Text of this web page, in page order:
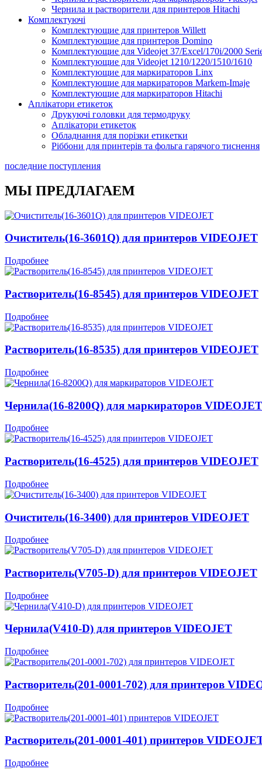
Каплеструйный принтер CodPad S200 Plus для
Подробнее
Чернила и растворители для принтеров Hitachi
Комплектуючі
Комплектующие для принтеров Willett
Комплектующие для принтеров Domino
Комплектующие для Videojet 37/Excel/170i/2000
Комплектующие для Videojet 1210/1220/1510/1610
Комплектующие для маркираторов Linx
Комплектующие для маркираторов Markem-Imaje
Комплектующие для маркираторов Hitachi
Аплікатори етикеток
Друкуючі головки для термодруку
Аплікатори етикеток
Обладнання для порізки етикетки
Ріббони для принтерів та фольга гарячого тиснення
последние поступления
МЫ ПРЕДЛАГАЕМ
Очиститель(16-3601Q) для принтеров VIDEOJET
Подробнее
Растворитель(16-8545) для принтеров VIDEOJET
Подробнее
Растворитель(16-8535) для принтеров VIDEOJET
Подробнее
Чернила(16-8200Q) для маркираторов VIDEOJET
Подробнее
Растворитель(16-4525) для принтеров VIDEOJET
Подробнее
Очиститель(16-3400) для принтеров VIDEOJET
Подробнее
Растворитель(V705-D) для принтеров VIDEOJET
Подробнее
Чернила(V410-D) для принтеров VIDEOJET
Подробнее
Растворитель(201-0001-702) для принтеров
Подробнее
Растворитель(201-0001-401) принтеров
Подробнее